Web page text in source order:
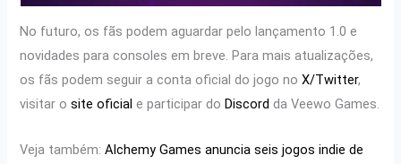
No futuro, os fãs podem aguardar pelo lançamento 1.0 e
novidades para consoles em breve. Para mais atualizações,
os fãs podem seguir a conta oficial do jogo noX/Twitter,
visitar osite oficial e participar doDiscordda Veewo Games.
Veja também:Alchemy Games anuncia seis jogos indie de